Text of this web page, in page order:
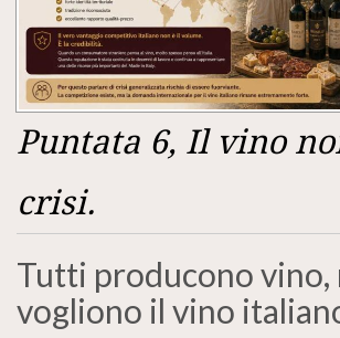
Puntata 6, Il vino
crisi.
Tutti producono
vogliono il vino